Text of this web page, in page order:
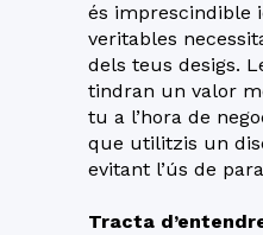
és imprescindible
veritables
dels teus desigs.
tindran un valor
tu a l’hora de
que utilitzis un
evitant l’ús de
Tracta